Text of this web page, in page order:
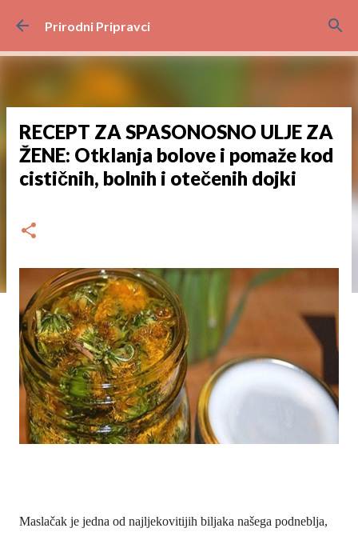
Preskoči na glavni sadržaj
Prirodni Pripravci
RECEPT ZA SPASONOSNO ULJE ZA
ŽENE: Otklanja bolove i pomaže kod
cističnih, bolnih i otečenih dojki
Maslačak je jedna od najljekovitijih biljaka našega podneblja,